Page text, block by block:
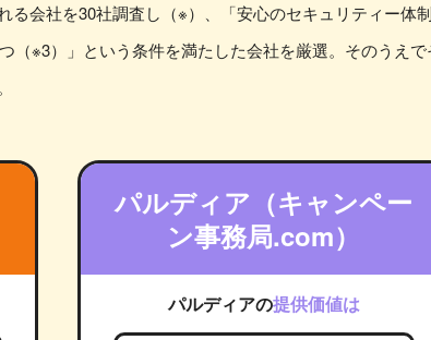
る会社を30社調査し（※）、「安心のセキュリティー体
（※3）」という条件を満たした会社を厳選。そのうえ
パルディア（キャンペー
ン事務局.com）
パルディアの提供価値は